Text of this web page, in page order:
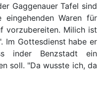
Gaggenauer Tafel sind
Waren für
vorzubereiten. Milich ist
Im Gottesdienst habe er
inder Benzstadt ein
soll. "Da wusste ich, da